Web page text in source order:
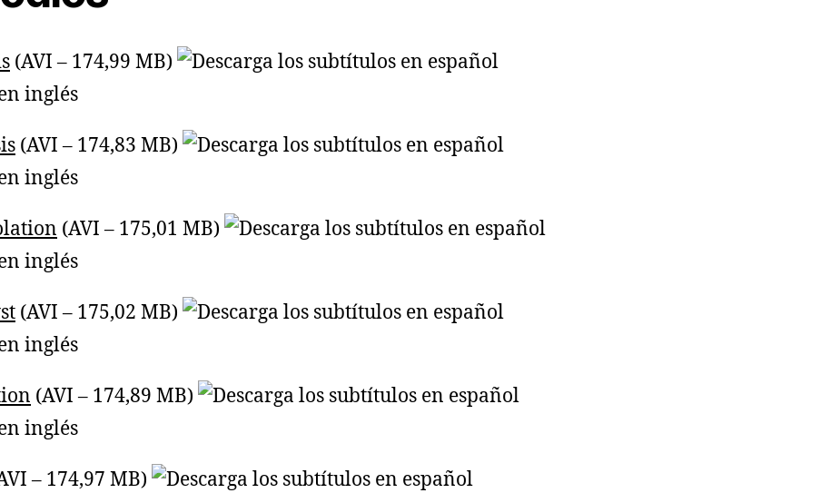
(AVI – 174,99 MB)
(AVI – 174,83 MB)
(AVI – 175,01 MB)
(AVI – 175,02 MB)
(AVI – 174,89 MB)
– 174,97 MB)